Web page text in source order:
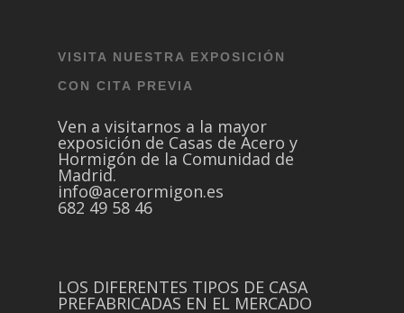
VISITA NUESTRA EXPOSICIÓN
CON CITA PREVIA
Ven a visitarnos a la mayor
exposición de Casas de Acero y
Hormigón de la Comunidad de
Madrid.
info@acerormigon.es
682 49 58 46
LOS DIFERENTES TIPOS DE CASA
PREFABRICADAS EN EL MERCADO